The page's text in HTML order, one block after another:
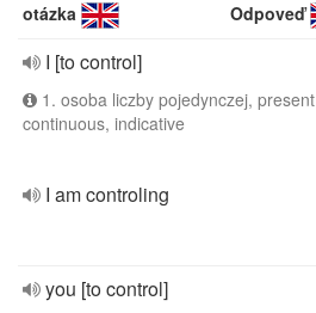
otázka Odpoveď
I [to control]
1. osoba liczby pojedynczej, present
continuous, indicative
I am controling
you [to control]